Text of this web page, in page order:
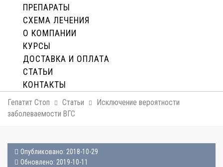
ПРЕПАРАТЫ
СХЕМА ЛЕЧЕНИЯ
О КОМПАНИИ
КУРСЫ
ДОСТАВКА И ОПЛАТA
СТАТЬИ
КОНТАКТЫ
Гепатит Стоп Статьи
Исключение вероятности
заболеваемости ВГС
Опубликовано: 2018-10-29
Обновлено: 2019-10-11